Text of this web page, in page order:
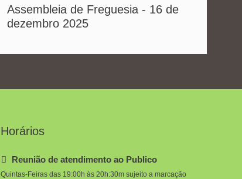
Assembleia de Freguesia - 16 de
dezembro 2025
Horários
Reunião de atendimento ao Publico
Quintas-Feiras das 19:00h às 20h:30m sujeito a marcação